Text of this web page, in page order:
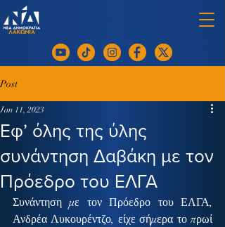
Post
Εφ’ όλης της ύλης
συνάντηση Δαβάκη με τον
Πρόεδρο του ΕΛΓΑ
Jan 11, 2023
Συνάντηση με τον Πρόεδρο του ΕΛΓΑ,
Ανδρέα Λυκουρέντζο, είχε σήμερα το πρωί